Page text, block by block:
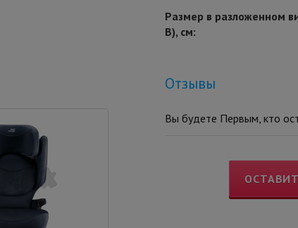
Размер в разложенном
В), см:
Отзывы
Вы будете Первым, кто